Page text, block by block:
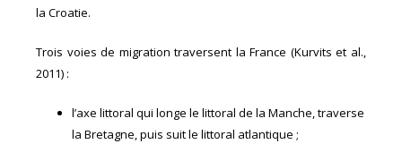
la Croatie.
Trois voies de migration traversent la France (Kurvits et al.,
2011) :
l’axe littoral qui longe le littoral de la Manche, traverse
la Bretagne, puis suit le littoral atlantique ;